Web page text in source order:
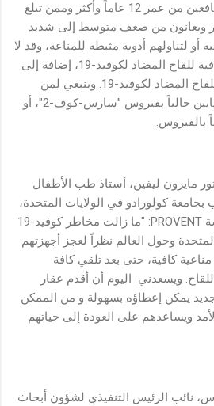
كوفيد-19 لدى البالغين واليافعين من عمر 12 عاماً وأكثر وممن تبلغ
أو أكثر ويعانون من صعف متوسط إلى شديد
لتناولهم أدوية مثبطة للمناعة، وقد لا
يكتسبون استجابة مناعة كافية للقاح المضاد لكوفيد-19، إضافة إلى
الذين لا ينصح بتطعيمهم باللقاح المضاد لكوفيد-19. وينبغي لمن
يتلقون العقار ألا يكونوا مصابين حالياً بفيروس "سارس-كوف-2"، أو
بالفيروس.
مايرون ليفين، أستاذ طب الأطفال
كولورادو في الولايات المتحدة،
والباحث الرئيسي في دراسة PROVENT: "ما زالت مخاطر كوفيد-19
وحول العالم نظراً لعجز أجهزتهم
كافية، حتى بعد تلقي كافة
ويسعدني اليوم أن أقدم عقار
يمكن إعطاؤه بسهولة و من الممكن
ويساعدهم على العودة إلى حياتهم
نائب الرئيس التنفيذي لشؤون أبحاث